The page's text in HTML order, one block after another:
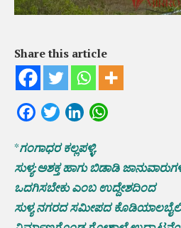
Share this article
FacebookTwitterLinkedIn
*ಗಂಗಾಧರ ಕಲ್ಲಪಳ್ಳಿ.
ಸುಳ್ಯ:ಅಶಕ್ತ ಹಾಗು ಬಿಡಾಡಿ
ಒದಗಿಸಬೇಕು ಎಂಬ ಉದ್ದೇಶದಿಂದ
ಸುಳ್ಯ ನಗರದ ಸಮೀಪದ